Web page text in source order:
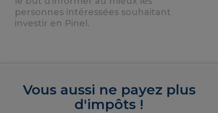
personnes intéressées souhaitant
investir en Pinel.
Vous aussi ne payez plus
d'impôts !